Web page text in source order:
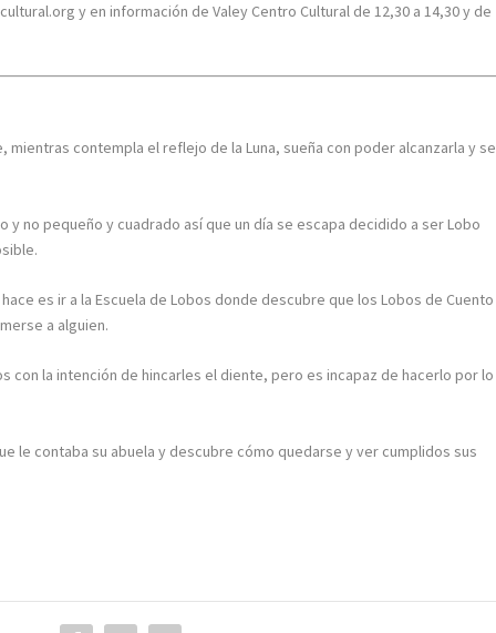
y en información de Valey Centro Cultural de 12,30 a 14,30 y de
contempla el reflejo de la Luna, sueña con poder alcanzarla y se
no pequeño y cuadrado así que un día se escapa decidido a ser Lobo
es ir a la Escuela de Lobos donde descubre que los Lobos de Cuento
a alguien.
con la intención de hincarles el diente, pero es incapaz de hacerlo por lo
le contaba su abuela y descubre cómo quedarse y ver cumplidos sus